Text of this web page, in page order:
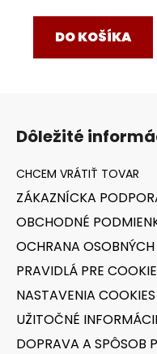
DO KOŠÍKA
Dôležité
ZÁKAZNÍCKA
OBCHODNÉ
OCHRANA
PRAVIDLÁ PRE
NASTAVENIA COOKIES
UŽITOČNÉ
DOPRAVA A SPÔSOB